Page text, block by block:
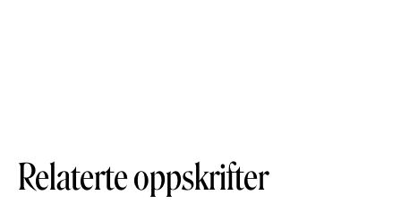
Relaterte oppskrifter